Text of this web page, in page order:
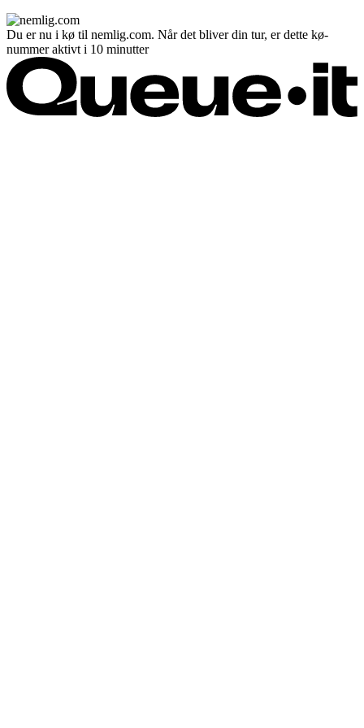
Du er nu i kø til nemlig.com. Når det bliver din tur, er dette kø-
nummer aktivt i 10 minutter